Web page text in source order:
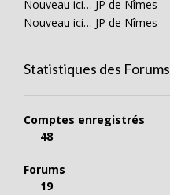
Nouveau ici… JP de Nîmes
Nouveau ici… JP de Nîmes
Statistiques des Forums
Comptes enregistrés
48
Forums
19